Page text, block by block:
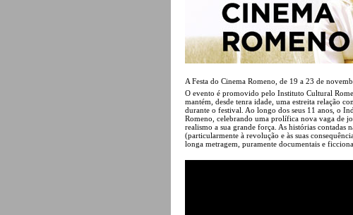
A Festa do Cinema Romeno, de 19 a 23 de
O evento é promovido pelo Instituto Cultural
mantém, desde tenra idade, uma estreita relação
durante o festival. Ao longo dos seus 11 anos, o
Romeno, celebrando uma prolífica nova vaga de
realismo a sua grande força. As histórias contadas
(particularmente à revolução e às suas
longa metragem, puramente documentais e